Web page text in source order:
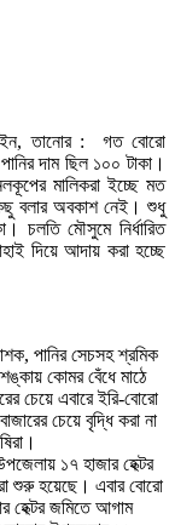
তানোর : গত বোরো
দাম ছিল ১০০ টাকা।
মালিকরা ইচ্ছে মত
বলার অবকাশ নেই। শুধু
চলতি মৌসুমে নির্ধারিত
দিয়ে আদায় করা হচ্ছে
পানির সেচসহ শ্রমিক
কোমর বেঁধে মাঠে
চেয়ে এবারে ইরি-বোরো
চেয়ে বৃদ্ধি করা না
১৭ হাজার হেক্টর
শুরু হয়েছে। এবার বোরো
হেক্টর জমিতে আগাম